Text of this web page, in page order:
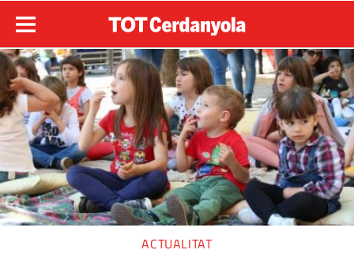
ACTUALITAT